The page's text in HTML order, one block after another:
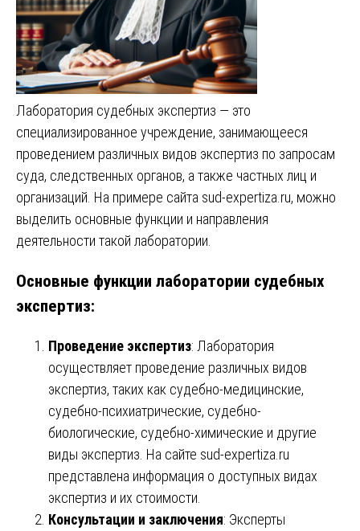
Лаборатория судебных экспертиз — это
специализированное учреждение, занимающееся
проведением различных видов экспертиз по запросам
суда, следственных органов, а также частных лиц и
организаций. На примере сайта sud-expertiza.ru, можно
выделить основные функции и направления
деятельности такой лаборатории.
Основные функции лаборатории судебных
экспертиз:
Проведение экспертиз: Лаборатория
осуществляет проведение различных видов
экспертиз, таких как судебно-медицинские,
судебно-психиатрические, судебно-
биологические, судебно-химические и другие
виды экспертиз. На сайте sud-expertiza.ru
представлена информация о доступных видах
экспертиз и их стоимости.
Консультации и заключения: Эксперты